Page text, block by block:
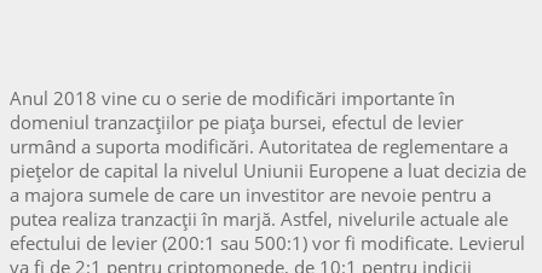
Anul 2018 vine cu o serie de modificări importante în
domeniul tranzacțiilor pe piața bursei, efectul de levier
urmând a suporta modificări. Autoritatea de reglementare a
piețelor de capital la nivelul Uniunii Europene a luat decizia de
a majora sumele de care un investitor are nevoie pentru a
putea realiza tranzacții în marjă. Astfel, nivelurile actuale ale
efectului de levier (200:1 sau 500:1) vor fi modificate. Levierul
va fi de 2:1 pentru criptomonede, de 10:1 pentru indicii